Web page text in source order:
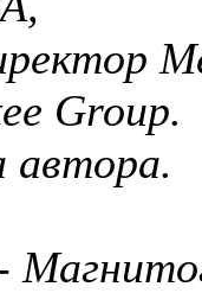
Group.
автора.